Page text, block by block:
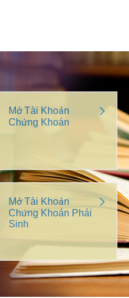
Mở Tài Khoản
Chứng Khoán
Mở Tài Khoản
Chứng Khoán Phái
Sinh